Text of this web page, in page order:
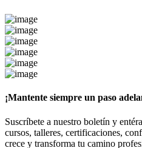
¡Mantente siempre un paso
Suscríbete a nuestro boletín y
cursos, talleres, certificaciones,
crece y transforma tu camino